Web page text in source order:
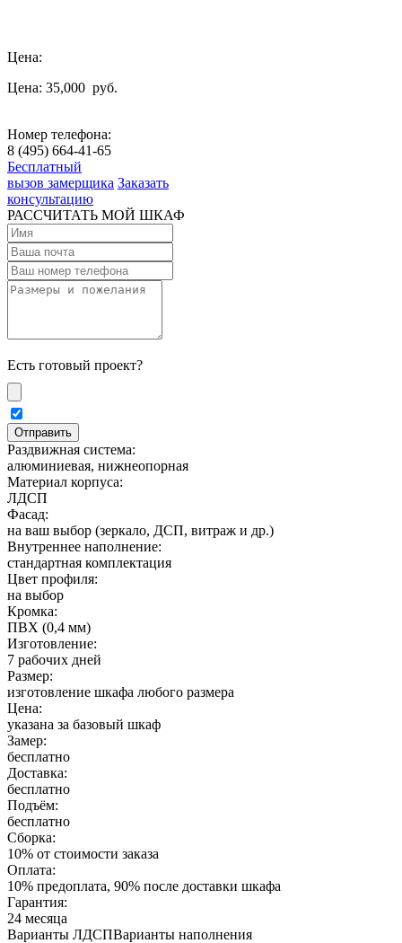
Цена:
Цена: 35,000 руб.
Номер телефона:
8 (495) 664-41-65
Бесплатный
вызов замерщика Заказать
консультацию
РАССЧИТАТЬ МОЙ ШКАФ
Есть готовый проект?
Раздвижная система:
алюминиевая, нижнеопорная
Материал корпуса:
ЛДСП
Фасад:
на ваш выбор (зеркало, ДСП, витраж и др.)
Внутреннее наполнение:
стандартная комплектация
Цвет профиля:
на выбор
Кромка:
ПВХ (0,4 мм)
Изготовление:
7 рабочих дней
Размер:
изготовление шкафа любого размера
Цена:
указана за базовый шкаф
Замер:
бесплатно
Доставка:
бесплатно
Подъём:
бесплатно
Сборка:
10% от стоимости заказа
Оплата:
10% предоплата, 90% после доставки шкафа
Гарантия:
24 месяца
Варианты ЛДСПВарианты наполнения